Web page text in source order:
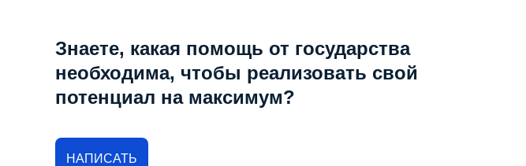
Знаете, какая помощь от государства
необходима, чтобы реализовать свой
потенциал на максимум?
НАПИСАТЬ